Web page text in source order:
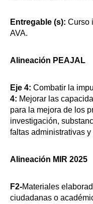
Entregable (s): Curso
AVA.
Alineación PEAJAL
Eje 4: Combatir la
4: Mejorar las
para la mejora de los
investigación,
faltas administrativas
Alineación MIR 2025
F2-Materiales
ciudadanas o